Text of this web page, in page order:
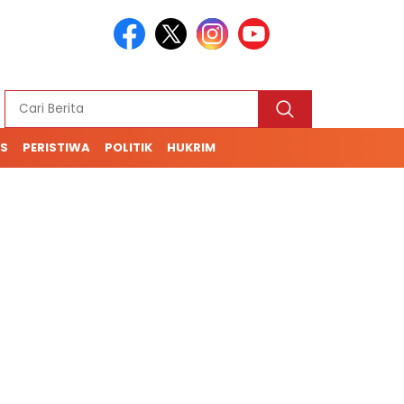
PERISTIWA POLITIK HUKRIM